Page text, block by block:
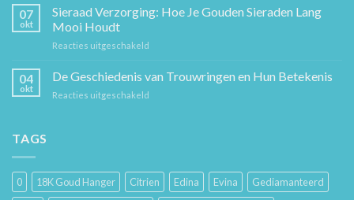
Sierkunst
en
Cadeaugids:
De
Hem
07
okt
Sieraad Verzorging: Hoe Je Gouden Sieraden Lang
Mooi Houdt
Reacties uitgeschakeld
Verzorging:
Hoe
04
okt
De Geschiedenis van Trouwringen en Hun Betekenis
Reacties uitgeschakeld
Hun
Betekenis
TAGS
0 18K Goud Hanger Citrien Edina Evina
Gediamanteerd